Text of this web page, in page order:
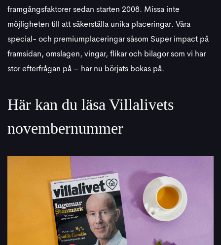
framgångsfaktorer sedan starten 2008. Missa inte
möjligheten till att säkerställa unika placeringar. Våra
special- och premiumplaceringar såsom Super impact på
framsidan, omslagen, vingar, flikar och bilagor som vi har
stor efterfrågan på – har nu börjats bokas på.
Här kan du läsa Villalivets
novembernummer